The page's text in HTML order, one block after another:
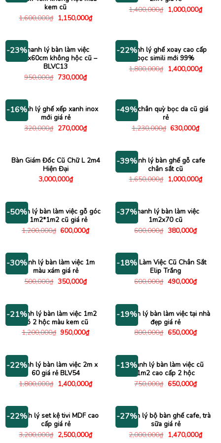
kem cũ
1,600,000₫ Giá
gốc
1,150,000₫Giá
hiện
1,150,000₫.
1,400,000₫ Giá
gốc
1,000,000₫Giá
hiện
-23%Thanh lý bàn làm việc
1m2x60cm không hộc cũ –
BLVC13
950,000₫ Giá
730,000₫Giá
hiện
730,000₫.
-22%
Thanh lý ghế xoay cao cấp
bọc simili mới 99%
1,800,000₫ Giá
gốc
1,400,000₫Giá
hiện
-16%
Thanh lý ghế xếp xanh inox
mới giá rẻ
320,000₫ Giá
270,000₫Giá
hiện
270,000₫.
-49%
Ghế chân quỳ bọc da cũ giá
rẻ
1,230,000₫ Giá
630,000₫Giá
hiện
Bàn Giám Đốc Cũ Chữ L 2m4
Hiện Đại
3,000,000₫
-39%Thanh lý bàn ghế gỗ cafe
chân sắt cũ
1,650,000₫ Giá
gốc
1,000,000₫Giá
hiện
-50%
Thanh lý bàn làm việc gỗ góc
L 1m2*1m2 cũ giá rẻ
1,200,000₫ Giá
600,000₫Giá
hiện
600,000₫.
-37%Thanh lý bàn làm việc
1m2x70 cũ
600,000₫ Giá
380,000₫Giá
hiện
-30%Thanh lý bàn làm việc 1m
màu xám giá rẻ
500,000₫ Giá
350,000₫Giá
hiện
350,000₫.
-18%
Bàn Làm Việc Cũ Chân Sắt
Elip Trắng
600,000₫ Giá
490,000₫Giá
hiện
-21%
Thanh lý bàn làm việc 1m2
có 2 hộc màu kem cũ
1,200,000₫ Giá
950,000₫Giá
hiện
950,000₫.
-19%
Thanh lý bàn làm việc tại nhà
đẹp giá rẻ
800,000₫ Giá
650,000₫Giá
hiện
-22%
Thanh lý bàn làm việc 2m x
60 giá rẻ BLV54
1,800,000₫ Giá
gốc
1,400,000₫Giá
hiện
1,400,000₫.
-13%Thanh lý bàn làm việc cũ
1m2 cao cấp 2 hộc
750,000₫ Giá
650,000₫Giá
hiện
-22%
Thanh lý set kệ tivi MDF cao
cấp giá rẻ
3,200,000₫ Giá
gốc
2,500,000₫Giá
hiện
-27%
Thanh lý bộ bàn ghế cafe, trà
sữa giá rẻ
2,000,000₫ Giá
gốc
1,470,000₫Giá
hiện